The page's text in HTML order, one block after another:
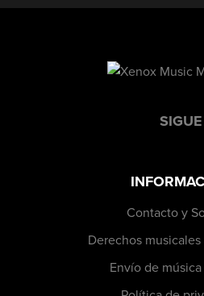
SIGUE
Contacto y
Derechos
Envío de